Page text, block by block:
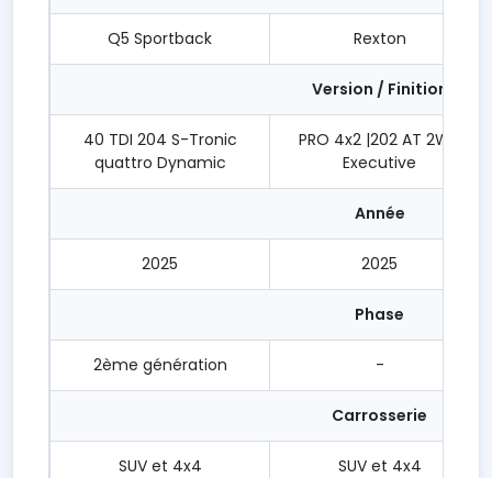
Q5 Sportback Rexton
Version / Finition
40 TDI 204 S-Tronic
quattro Dynamic
PRO 4x2 |202 AT 2WD
Executive
Année
2025 2025
Phase
2ème génération -
Carrosserie
SUV et 4x4 SUV et 4x4